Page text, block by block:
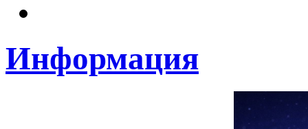
Информация